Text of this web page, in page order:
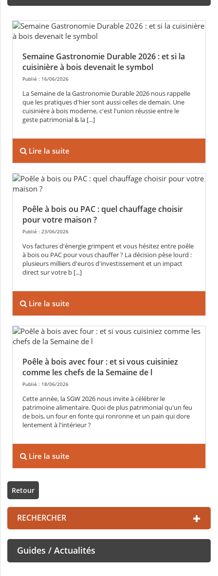
Semaine Gastronomie Durable 2026 : et si la
cuisinière à bois devenait le symbol
Publié : 16/06/2026
La Semaine de la Gastronomie Durable 2026 nous rappelle
que les pratiques d'hier sont aussi celles de demain. Une
cuisinière à bois moderne, c'est l'union réussie entre le
geste patrimonial & la [...]
Lire la suite
Poêle à bois ou PAC : quel chauffage choisir
pour votre maison ?
Publié : 23/06/2026
Vos factures d'énergie grimpent et vous hésitez entre poêle
à bois ou PAC pour vous chauffer ? La décision pèse lourd :
plusieurs milliers d'euros d'investissement et un impact
direct sur votre b [...]
Lire la suite
Poêle à bois avec four : et si vous cuisiniez
comme les chefs de la Semaine de l
Publié : 18/06/2026
Cette année, la SGW 2026 nous invite à célébrer le
patrimoine alimentaire. Quoi de plus patrimonial qu'un feu
de bois, un four en fonte qui ronronne et un pain qui dore
lentement à l'intérieur ?
Lire la suite
Retour
RECHERCHER
Guides / Actualités